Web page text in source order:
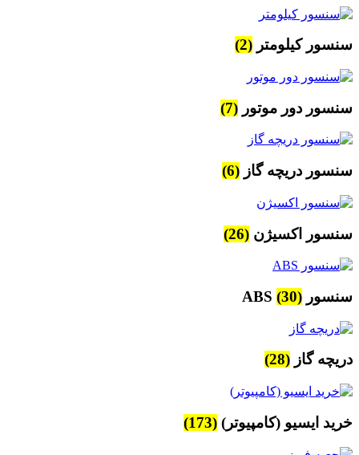
سنسور کیلومتر (2)
سنسور دور موتور (7)
سنسور دریچه گاز (6)
سنسور اکسیژن (26)
سنسور ABS (30)
دریچه گاز (28)
خرید ایسیو (کامپیوتر) (173)